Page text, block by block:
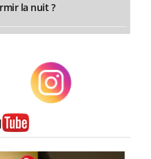
la nuit ?